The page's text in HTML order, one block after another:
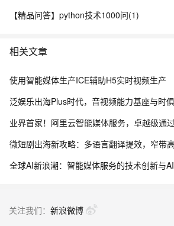
【精品问答】python技术1000问(1)
相关文章
使用智能媒体生产ICE辅助H5实时视频生产
泛娱乐出海Plus时代，音视频能力基座与时
全球AI新浪潮：智能媒体服务的技术创新与
关注我们： 新浪微博